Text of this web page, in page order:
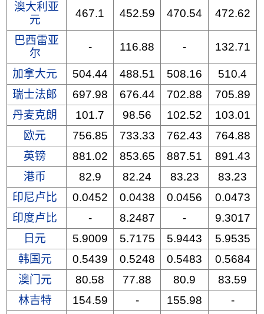
澳大利亚
元
467.1 452.59 470.54 472.62
巴西雷亚
尔
- 116.88 - 132.71
加拿大元 504.44 488.51 508.16
510.4
瑞士法郎
697.98 676.44 702.88
705.89
丹麦克朗
101.7 98.56 102.52
103.01
欧元
756.85 733.33 762.43
764.88
英镑
881.02 853.65 887.51
891.43
港币
82.9 82.24 83.23
83.23
印尼卢比
0.0452 0.0438 0.0456
0.0473
印度卢比
- 8.2487 -
9.3017
日元
5.9009 5.7175 5.9443
5.9535
韩国元
0.5439 0.5248 0.5483
0.5684
澳门元
80.58 77.88 80.9
83.59
林吉特
154.59 - 155.98
-